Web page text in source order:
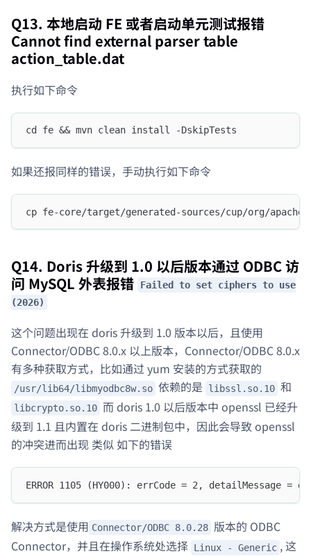
Q13. 本地启动 FE 或者启动单元测试报错
Cannot find external parser table
action_table.dat
执行如下命令
cd fe && mvn clean install -DskipTests
如果还报同样的错误，手动执行如下命令
cp fe-core/target/generated-sources/cup/org/
Q14. Doris 升级到 1.0 以后版本通过 ODBC 访
问 MySQL 外表报错
Failed to set ciphers to use
(2026)
这个问题出现在 doris 升级到 1.0 版本以后，且使用
Connector/ODBC 8.0.x 以上版本，Connector/ODBC 8.0.x
有多种获取方式，比如通过 yum 安装的方式获取的
/usr/lib64/libmyodbc8w.so 依赖的是 libssl.so.10 和
libcrypto.so.10 而 doris 1.0 以后版本中 openssl 已经升
级到 1.1 且内置在 doris 二进制包中，因此会导致 openssl
的冲突进而出现 类似 如下的错误
ERROR 1105 (HY000): errCode = 2, detailMessage
解决方式是使用 Connector/ODBC 8.0.28 版本的 ODBC
Connector，并且在操作系统处选择 Linux - Generic , 这